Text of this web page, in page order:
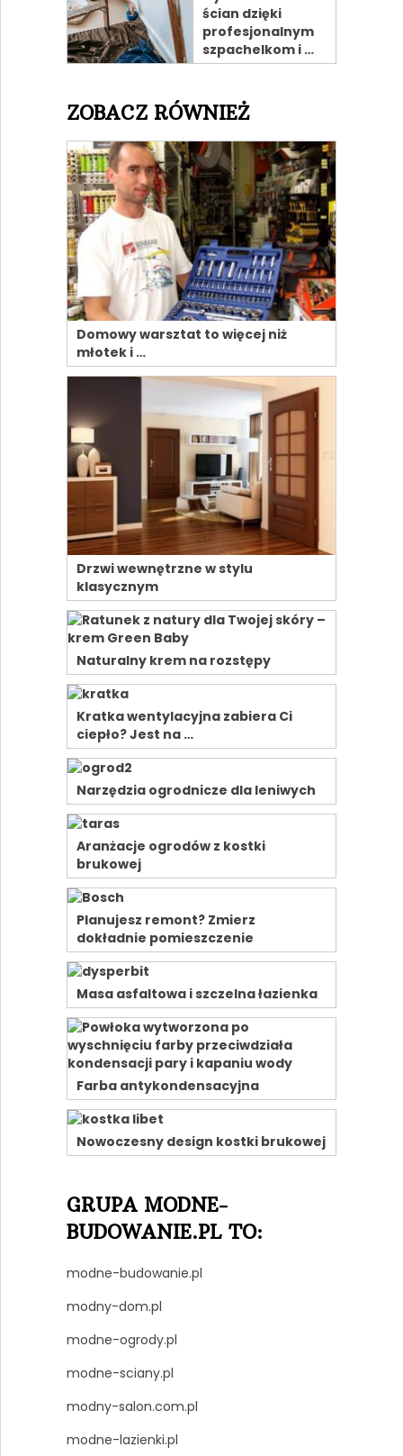
ścian dzięki
profesjonalnym
szpachelkom i …
ZOBACZ RÓWNIEŻ
Domowy warsztat to więcej niż
młotek i …
Drzwi wewnętrzne w stylu
klasycznym
Naturalny krem na rozstępy
Kratka wentylacyjna zabiera Ci
ciepło? Jest na …
Narzędzia ogrodnicze dla leniwych
Aranżacje ogrodów z kostki
brukowej
Planujesz remont? Zmierz
dokładnie pomieszczenie
Masa asfaltowa i szczelna łazienka
Farba antykondensacyjna
Nowoczesny design kostki brukowej
GRUPA MODNE-
BUDOWANIE.PL TO:
modne-budowanie.pl
modny-dom.pl
modne-ogrody.pl
modne-sciany.pl
modny-salon.com.pl
modne-lazienki.pl